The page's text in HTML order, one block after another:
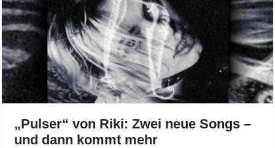
„Pulser“ von Riki: Zwei neue Songs –
und dann kommt mehr